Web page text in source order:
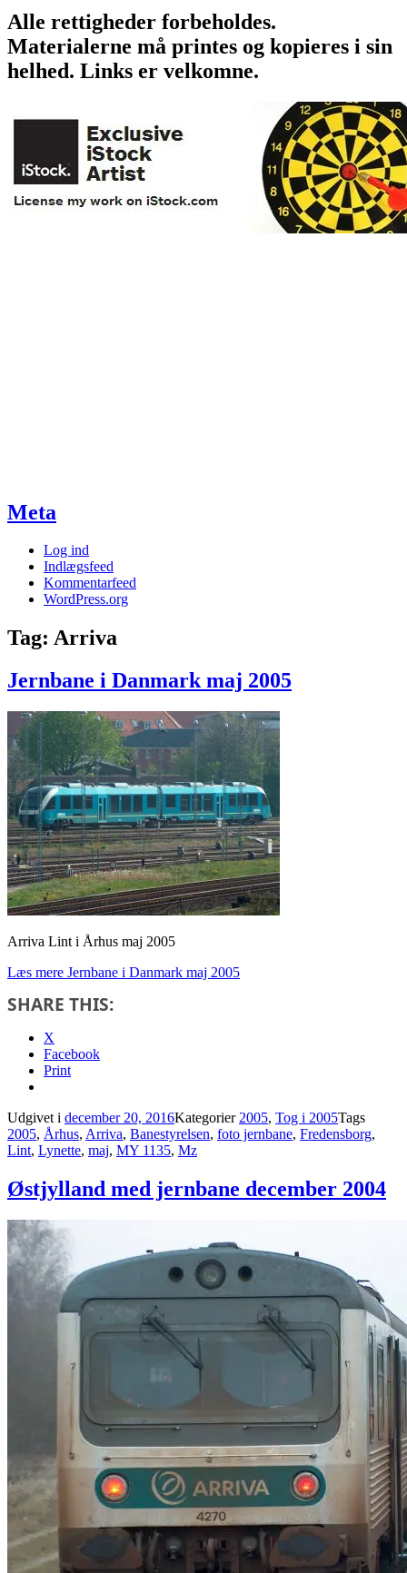
Alle rettigheder forbeholdes.
Materialerne må printes og kopieres i sin
helhed. Links er velkomne.
Meta
Log ind
Indlægsfeed
Kommentarfeed
WordPress.org
Tag: Arriva
Jernbane i Danmark maj 2005
Arriva Lint i Århus maj 2005
Læs mere Jernbane i Danmark maj 2005
SHARE THIS:
X
Facebook
Print
Udgivet i december 20, 2016Kategorier 2005, Tog i 2005Tags
2005, Århus, Arriva, Banestyrelsen, foto jernbane, Fredensborg,
Lint, Lynette, maj, MY 1135, Mz
Østjylland med jernbane december 2004